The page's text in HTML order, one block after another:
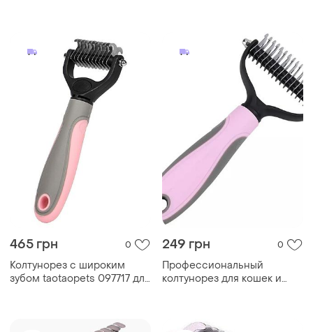
465 грн 0
Колтунорез с широким
зубом taotaopets 097717 для
249 грн 0
Профессиональный
колтунорез для кошек и